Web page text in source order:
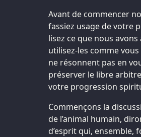
Avant de commencer
fassiez usage de votre
lisez ce que nous
utilisez-les comme vous
ne résonnent pas en
préserver le libre
votre progression
Commençons la
de l’animal humain,
d’esprit qui, ensemble,